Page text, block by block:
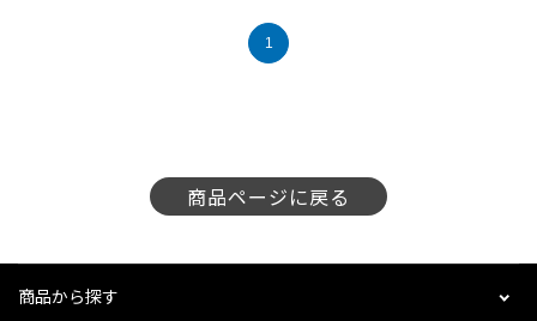
1
商品ページに戻る
商品から探す